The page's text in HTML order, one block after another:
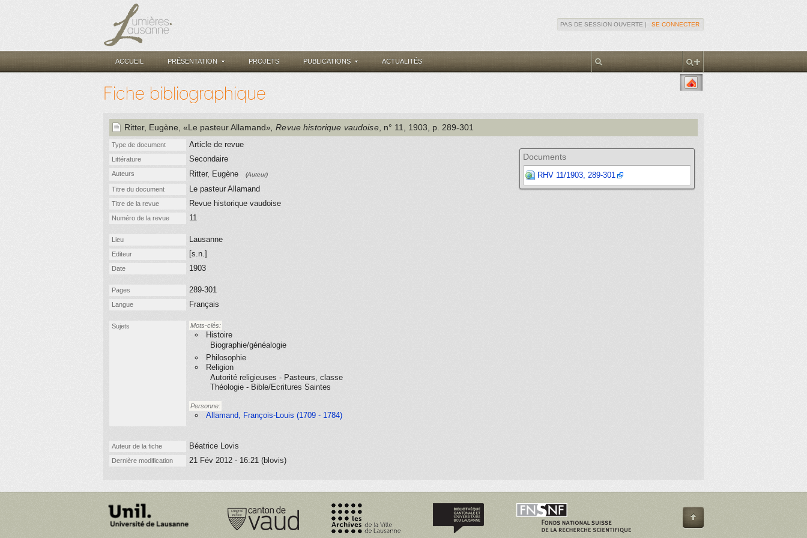
PAS DE SESSION OUVERTE | SE CONNECTER
ACCUEIL PRÉSENTATION PROJETS PUBLICATIONS ACTUALITÉS
Fiche bibliographique
Ritter, Eugène , «Le pasteur Allamand» , Revue historique vaudoise, n° 11 , 1903 , p. 289-301
Documents
RHV 11/1903, 289-301
Type de document Article de revue
Littérature Secondaire
Auteurs Ritter, Eugène (Auteur)
Titre du document Le pasteur Allamand
Titre de la revue Revue historique vaudoise
Numéro de la revue 11
Lieu Lausanne
Editeur [s.n.]
Date 1903
Pages 289-301
Langue Français
Sujets Mots-clés:
Histoire
Biographie/généalogie
Philosophie
Religion
Autorité religieuses - Pasteurs, classe
Théologie - Bible/Ecritures Saintes
Personne:
Allamand, François-Louis (1709 - 1784)
Auteur de la fiche Béatrice Lovis
Dernière modification 21 Fév 2012 - 16:21 (blovis)